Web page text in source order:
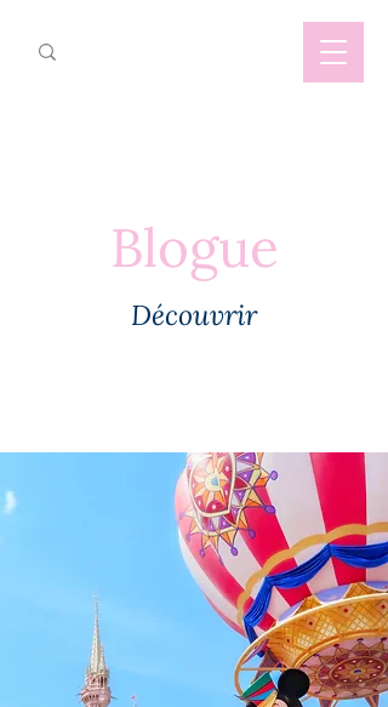
Blogue
Découvrir